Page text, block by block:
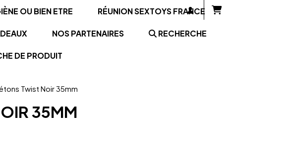
OU BIEN ETRE RÉUNION SEXTOYS FRANCE
NOS PARTENAIRES RECHERCHE
DE PRODUIT
Twist Noir 35mm
35MM